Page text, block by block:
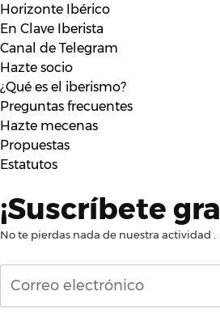
Horizonte Ibérico
En Clave Iberista
Canal de Telegram
Hazte socio
¿Qué es el iberismo?
Preguntas frecuentes
Hazte mecenas
Propuestas
Estatutos
¡Suscríbete
No te pierdas nada de nuestra actividad .